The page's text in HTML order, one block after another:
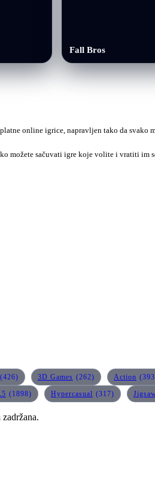
Fall Bros
online igrice, napravljen tako da svako
možete sačuvati igre koje volite i vratiti im
(426) 3D Games (262) Action
(1898) Hypercasual (317)